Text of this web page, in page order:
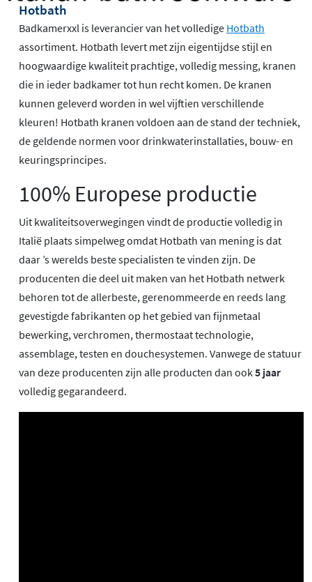
Hotbath
Badkamerxxl is leverancier van het volledige Hotbath
assortiment. Hotbath levert met zijn eigentijdse stijl en
hoogwaardige kwaliteit prachtige, volledig messing, kranen
die in ieder badkamer tot hun recht komen. De kranen
kunnen geleverd worden in wel vijftien verschillende
kleuren! Hotbath kranen voldoen aan de stand der techniek,
de geldende normen voor drinkwaterinstallaties, bouw- en
keuringsprincipes.
100% Europese productie
Uit kwaliteitsoverwegingen vindt de productie volledig in
Italië plaats simpelweg omdat Hotbath van mening is dat
daar ’s werelds beste specialisten te vinden zijn. De
producenten die deel uit maken van het Hotbath netwerk
behoren tot de allerbeste, gerenommeerde en reeds lang
gevestigde fabrikanten op het gebied van fijnmetaal
bewerking, verchromen, thermostaat technologie,
assemblage, testen en douchesystemen. Vanwege de statuur
van deze producenten zijn alle producten dan ook5 jaar
volledig gegarandeerd.